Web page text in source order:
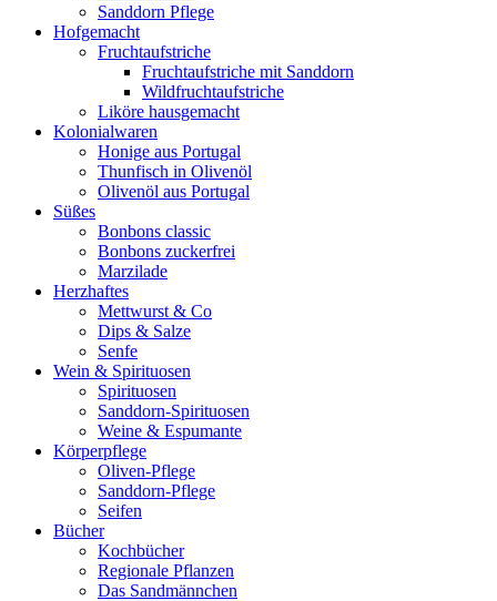
Sanddorn Pflege
Hofgemacht
Fruchtaufstriche
Fruchtaufstriche mit Sanddorn
Wildfruchtaufstriche
Liköre hausgemacht
Kolonialwaren
Honige aus Portugal
Thunfisch in Olivenöl
Olivenöl aus Portugal
Süßes
Bonbons classic
Bonbons zuckerfrei
Marzilade
Herzhaftes
Mettwurst & Co
Dips & Salze
Senfe
Wein & Spirituosen
Spirituosen
Sanddorn-Spirituosen
Weine & Espumante
Körperpflege
Oliven-Pflege
Sanddorn-Pflege
Seifen
Bücher
Kochbücher
Regionale Pflanzen
Das Sandmännchen